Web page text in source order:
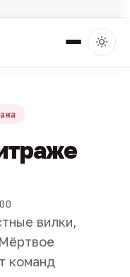
вилки,
команд